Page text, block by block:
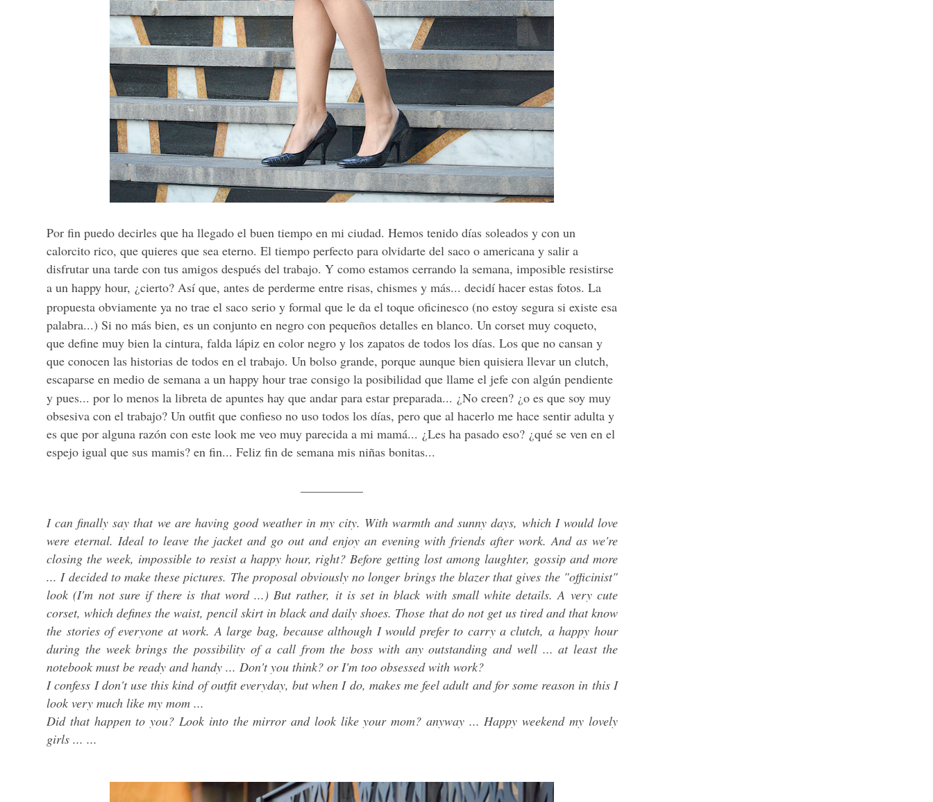
Por fin puedo decirles que ha llegado el buen tiempo en mi ciudad. Hemos tenido días soleados y con un
calorcito rico, que quieres que sea eterno. El tiempo perfecto para olvidarte del saco o americana y salir a
disfrutar una tarde con tus amigos después del trabajo. Y como estamos cerrando la semana, imposible resistirse
a un happy hour, ¿cierto? Así que, antes de perderme entre risas, chismes y más... decidí hacer estas fotos. La
propuesta obviamente ya no trae el saco serio y formal que le da el toque oficinesco (no estoy segura si existe esa
palabra...) Si no más bien, es un conjunto en negro con pequeños detalles en blanco. Un corset muy coqueto,
que define muy bien la cintura, falda lápiz en color negro y los zapatos de todos los días. Los que no cansan y
que conocen las historias de todos en el trabajo. Un bolso grande, porque aunque bien quisiera llevar un clutch,
escaparse en medio de semana a un happy hour trae consigo la posibilidad que llame el jefe con algún pendiente
y pues... por lo menos la libreta de apuntes hay que andar para estar preparada... ¿No creen? ¿o es que soy muy
obsesiva con el trabajo? Un outfit que confieso no uso todos los días, pero que al hacerlo me hace sentir adulta y
es que por alguna razón con este look me veo muy parecida a mi mamá... ¿Les ha pasado eso? ¿qué se ven en el
espejo igual que sus mamis? en fin... Feliz fin de semana mis niñas bonitas...
I can finally say that we are having good weather in my city. With warmth and sunny days, which I would love
were eternal. Ideal to leave the jacket and go out and enjoy an evening with friends after work. And as we're
closing the week, impossible to resist a happy hour, right? Before getting lost among laughter, gossip and more
... I decided to make these pictures. The proposal obviously no longer brings the blazer that gives the "officinist"
look (I'm not sure if there is that word ...) But rather, it is set in black with small white details. A very cute
corset, which defines the waist, pencil skirt in black and daily shoes. Those that do not get us tired and that know
the stories of everyone at work. A large bag, because although I would prefer to carry a clutch, a happy hour
during the week brings the possibility of a call from the boss with any outstanding and well ... at least the
notebook must be ready and handy ... Don't you think? or I'm too obsessed with work?
I confess I don't use this kind of outfit everyday, but when I do, makes me feel adult and for some reason in this I
look very much like my mom ...
Did that happen to you? Look into the mirror and look like your mom? anyway ... Happy weekend my lovely
girls ... ...